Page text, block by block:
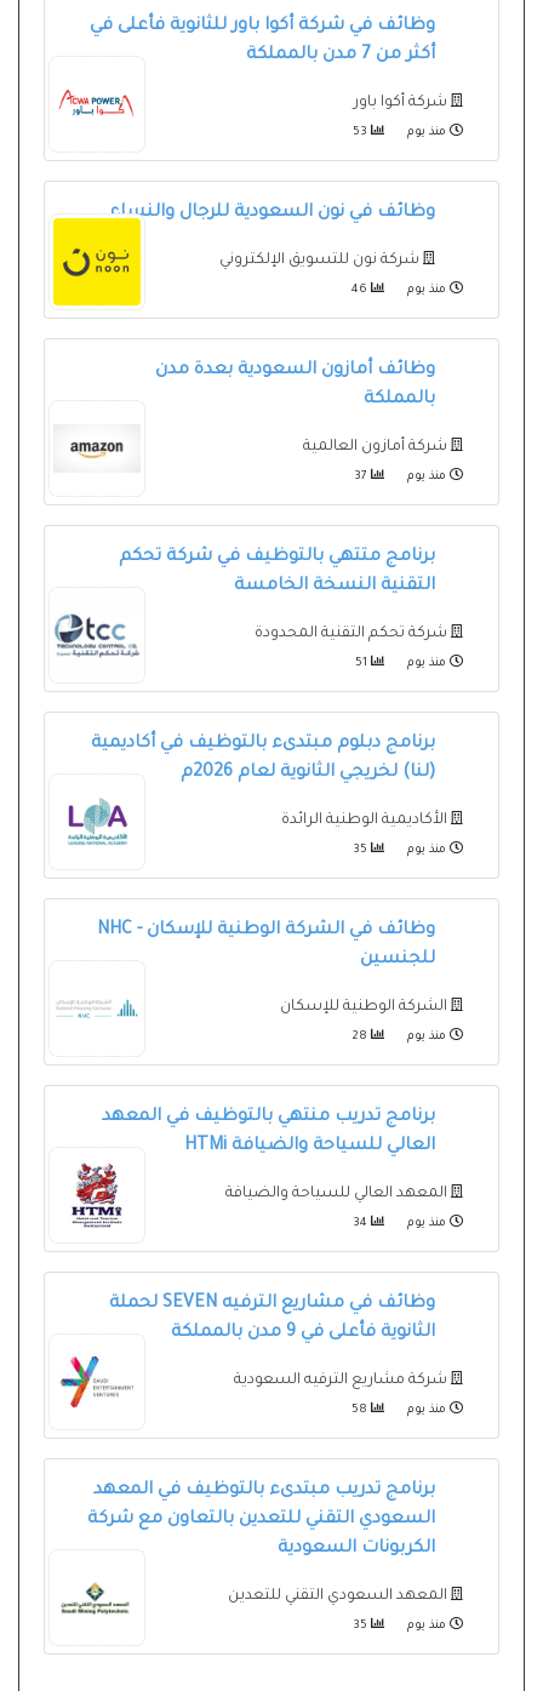
وظائف في شركة أكوا باور للثانوية فأعلى في
أكثر من 7 مدن بالمملكة
شركة أكوا باور
منذ يوم
وظائف في نون السعودية للرجال والنساء
شركة نون للتسويق الإلكتروني
منذ يوم
وظائف أمازون السعودية بعدة مدن
بالمملكة
شركة أمازون العالمية
منذ يوم
برنامج متتهي بالتوظيف في شركة تحكم
التقنية النسخة الخامسة
شركة تحكم التقنية المحدودة
منذ يوم
برنامج دبلوم مبتدىء بالتوظيف في أكاديمية
(لنا) لخريجي الثانوية لعام 2026م
الأكاديمية الوطنية الرائدة
منذ يوم
وظائف في الشركة الوطنية للإسكان - NHC
للجنسين
الشركة الوطنية للإسكان
منذ يوم
برنامج تدريب منتهي بالتوظيف في المعهد
العالي للسياحة والضيافة HTMi
المعهد العالي للسياحة والضيافة
منذ يوم
وظائف في مشاريع الترفيه SEVEN لحملة
الثانوية فأعلى في 9 مدن بالمملكة
شركة مشاريع الترفيه السعودية
منذ يوم
برنامج تدريب مبتدىء بالتوظيف في المعهد
السعودي التقني للتعدين بالتعاون مع شركة
الكربونات السعودية
المعهد السعودي التقني للتعدين
منذ يوم